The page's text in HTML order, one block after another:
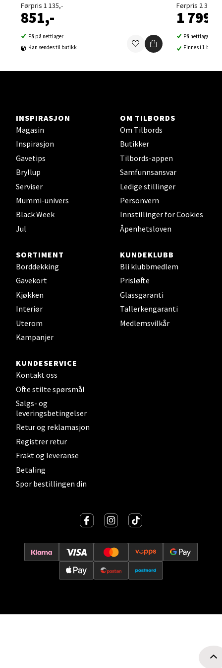
Førpris 1 135,-
851,-
Få på nettlager
Kan sendes til butikk
Førpris 2 399,-
1 799,-
På nettlager
Finnes i 1 butikk
INSPIRASJON
Magasin
Inspirasjon
Gavetips
Bryllup
Serviser
Mummi-univers
Black Week
Jul
OM TILBORDS
Om Tilbords
Butikker
Tilbords-appen
Samfunnsansvar
Ledige stillinger
Personvern
Innstillinger for Cookies
Åpenhetsloven
SORTIMENT
Borddekking
Gavekort
Kjøkken
Interiør
Uterom
Kampanjer
KUNDEKLUBB
Bli klubbmedlem
Prisløfte
Glassgaranti
Tallerkengaranti
Medlemsvilkår
KUNDESERVICE
Kontakt oss
Ofte stilte spørsmål
Salgs- og
leveringsbetingelser
Retur og reklamasjon
Registrer retur
Frakt og leveranse
Betaling
Spor bestillingen din
0 i butikk
Velg
Åpent i dag 10-19
0 i butikk
Steinkjer - Thon Senter Steinkjer
Sjøfartsgata 2, 7714 Steinkjer
0 i butikk
Leirvik - Stord
Torgbakken 2, 5401 Stord
Åpent i dag 10-17
0 i butikk
Oslo - Thon Senter Storo
Vitaminveien 7 - 9, 0485 Oslo
Velg
Strandtorget, 2609 Lillehammer